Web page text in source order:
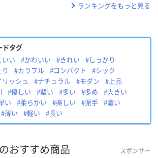
ランキングをもっと見る
ドタグ
いい #かわいい #きれい
#しっかり
#カラフル #コンパクト
#シック
ッシュ #ナチュラル #モダン
#上品
#優しい #堅い #多い #多め
#大きい
い #柔らかい #楽しい #派手 #濃い
#薄い #軽い #長い
おすすめ商品 スポンサー